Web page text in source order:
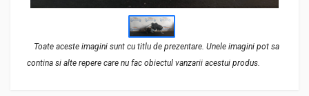
Toate aceste imagini sunt cu titlu de prezentare. Unele imagini pot sa
contina si alte repere care nu fac obiectul vanzarii acestui produs.